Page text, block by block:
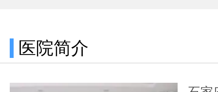
医院简介